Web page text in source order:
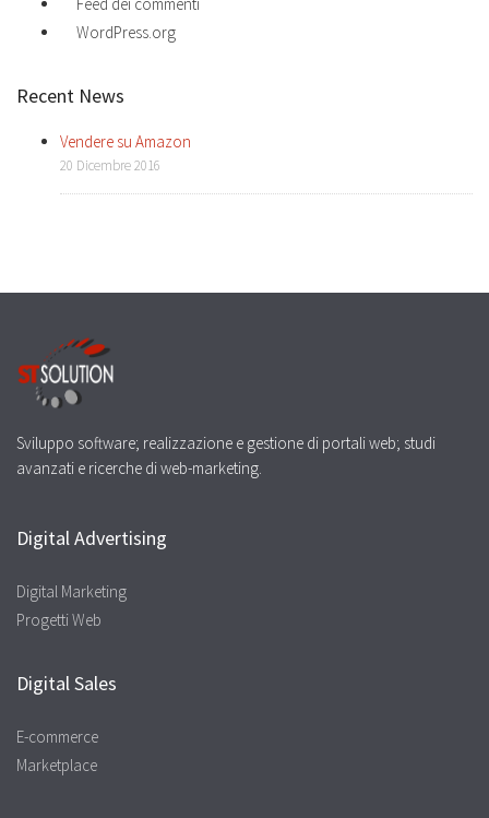
WordPress.org
Recent News
Vendere su Amazon
20 Dicembre 2016
Sviluppo software; realizzazione e gestione di portali web; studi
avanzati e ricerche di web-marketing.
Digital Advertising
Digital Marketing
Progetti Web
Digital Sales
E-commerce
Marketplace